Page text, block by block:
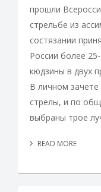
прошли
стрельбе из
состязании
России более
кюдзины в двух
В личном
стрелы, и по
выбраны трое
READ MORE